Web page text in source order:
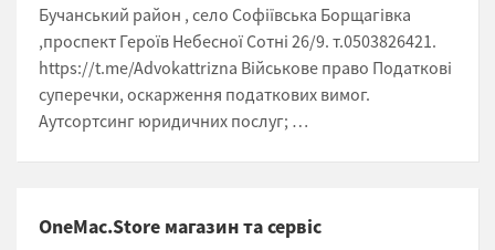
Бучанський район , село Софіївська Борщагівка
,проспект Героїв Небесної Сотні 26/9. т.0503826421.
https://t.me/Advokattrizna Військове право Податкові
суперечки, оскарження податкових вимог.
Аутсортсинг юридичних послуг; …
OneMac.Store магазин та сервіс